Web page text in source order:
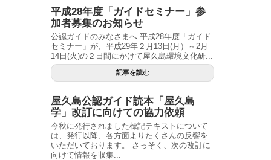
平成28年度「ガイドセミナー」参
加者募集のお知らせ
公認ガイドのみなさまへ 平成28年度「ガイド
セミナー」が、平成29年２月13日(月）～2月
14日(火)の２日間にかけて屋久島環境文化研...
記事を読む
屋久島公認ガイド読本「屋久島
学」改訂に向けての協力依頼
今秋に発行されました標記テキストについて
は、発行以降、各方面よりたくさんの反響を
いただいております。 さっそく、次の改訂に
向けて情報を収集...